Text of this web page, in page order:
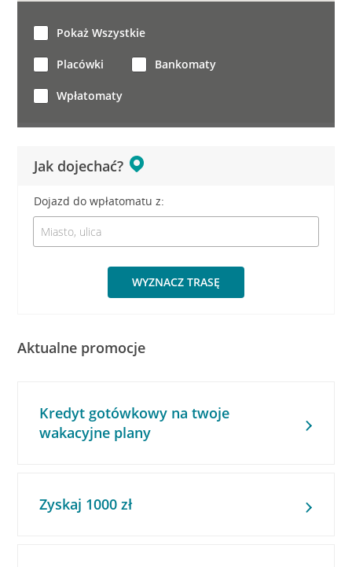
Jak dojechać?
Dojazd do wpłatomatu z:
WYZNACZ TRASĘ
Pokaż Wszystkie
Placówki Bankomaty
Wpłatomaty
Aktualne promocje
Kredyt gotówkowy na twoje
wakacyjne plany
Zyskaj 1000 zł